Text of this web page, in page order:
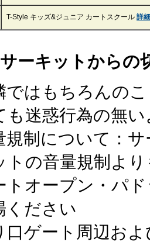
T-Style キッズ&ジュニア カートスクール 詳細
サーキットからの
ではもちろんの
も迷惑行為の無
規制について：
トの音量規制よ
トオープン・パ
ください
口ゲート周辺お